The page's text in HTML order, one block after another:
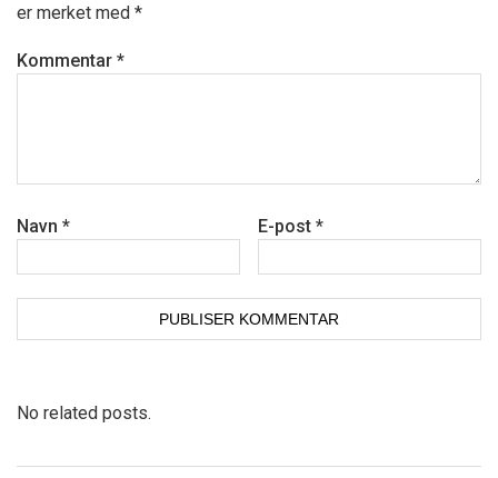
er merket med *
Kommentar *
Navn * E-post*
No related posts.